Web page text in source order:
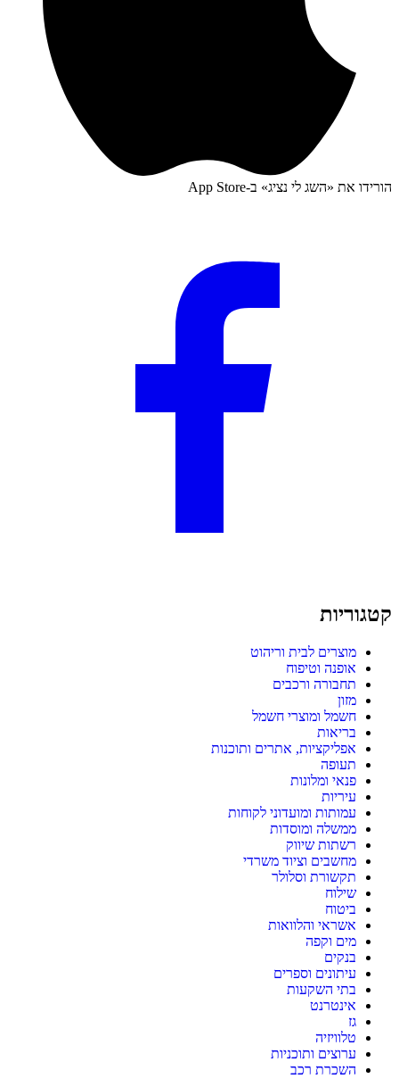
הורידו את «השג לי נציג» ב-App Store
קטגוריות
מוצרים לבית וריהוט
אופנה וטיפוח
תחבורה ורכבים
מזון
חשמל ומוצרי חשמל
בריאות
אפליקציות, אתרים ותוכנות
תעופה
פנאי ומלונות
עיריות
עמותות ומועדוני לקוחות
ממשלה ומוסדות
רשתות שיווק
מחשבים וציוד משרדי
תקשורת וסלולר
שילוח
ביטוח
אשראי והלוואות
מים וקפה
בנקים
עיתונים וספרים
בתי השקעות
אינטרנט
גז
טלוויזיה
ערוצים ותוכניות
השכרת רכב